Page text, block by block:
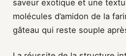
saveur exotique et une
molécules d’amidon de la
gâteau qui reste souple